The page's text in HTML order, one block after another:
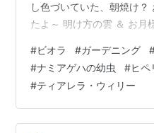
し色づいていた、朝焼け
たよ～ 明け方の雲 ＆ お月
ラは既に終わり、 剪定や
芽が伸びたり、小さな蕾を
最終便のバラの一番花は い
て、ビオラの切り戻し後
たけど、 半日陰のような
#ビオラ #ガーデニング
#ナミアゲハの幼虫 #ヒペ
#ティアレラ・ウィリー